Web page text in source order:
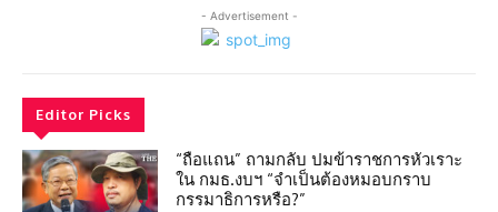
- Advertisement -
Editor Picks
“ถือแถน” ถามกลับ ปมข้าราชการหัวเราะ
ใน กมธ.งบฯ “จำเป็นต้องหมอบกราบ
กรรมาธิการหรือ?”